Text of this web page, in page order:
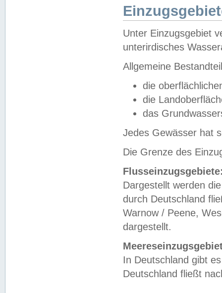
Unter Einzugsgebiet
unterirdisches
Allgemeine
die
die
das
Jedes Gewässer hat
Die Grenze des
Dargestellt werden
durch Deutschland
Warnow / Peene,
dargestellt.
In Deutschland gibt
Deutschland fließt